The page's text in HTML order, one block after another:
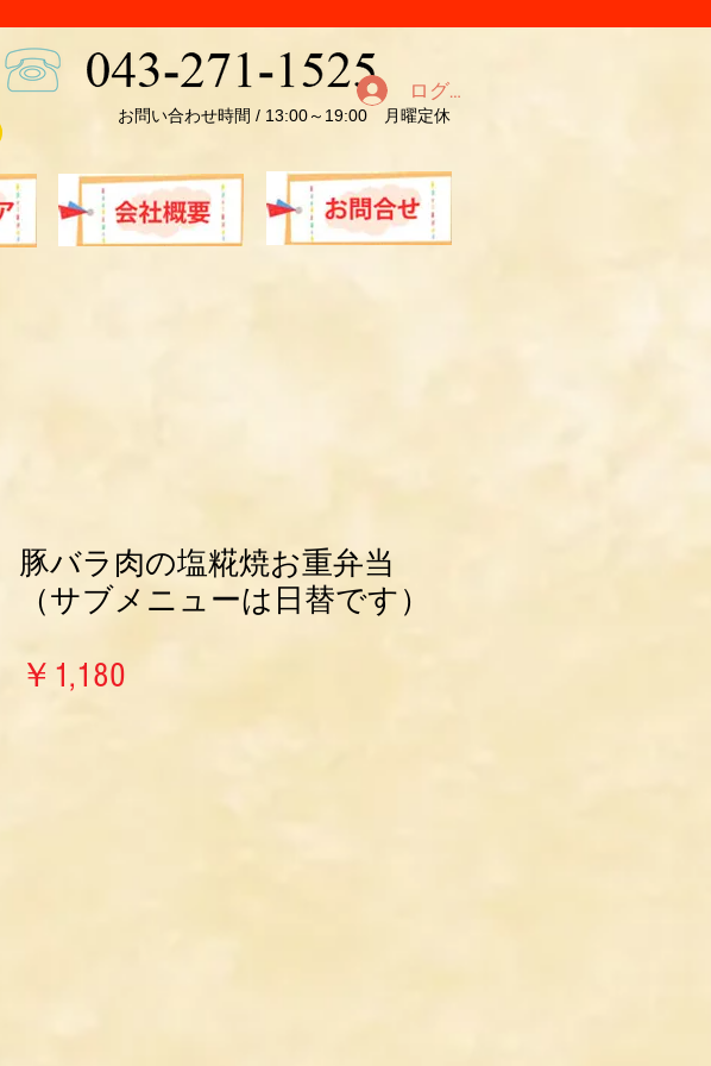
​お問い合わせ時間 / 13:00～19:00 月曜定休
ログイン
豚バラ肉の塩糀焼お重弁当
（サブメニューは日替です）
￥1,180